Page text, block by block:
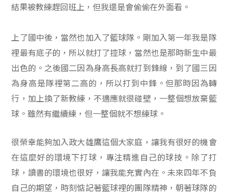
結果被教練趕回班上，但我還是會偷偷在外面看。
上了國中後，當然也加入了籃球隊。剛加入第一年我是隊
裡最有底子的，所以就打了控球，當然也是那時新生中最
出色的。之後國二因為身高長高就打到鋒線，到了國三因
為身高是隊裡第二高的，所以打到中鋒。但那時因為轉
行，加上換了新教練，不適應就很碰壁，一整個想放棄籃
球。雖然有繼續練，但一整個就不想練球。
很榮幸能夠加入政大雄鷹這個大家庭，讓我有很好的機會
在這麼好的環境下打球，專注精進自己的球技。除了打
球，讀書的環境也很好，讓我能充實內在。未來四年不負
自己的期望，時刻惦記著籃球裡的團隊精神，朝著球隊的